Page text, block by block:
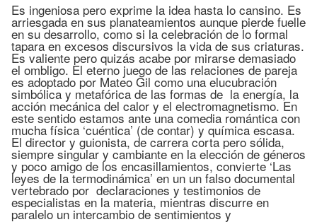
Es ingeniosa pero exprime la idea hasta lo cansino. Es
arriesgada en sus planateamientos aunque pierde fuelle
en su desarrollo, como si la celebración de lo formal
tapara en excesos discursivos la vida de sus criaturas.
Es valiente pero quizás acabe por mirarse demasiado
el ombligo. El eterno juego de las relaciones de pareja
es adoptado por Mateo Gil como una elucubración
simbólica y metafórica de las formas de la energía, la
acción mecánica del calor y el electromagnetismo. En
este sentido estamos ante una comedia romántica con
mucha física ‘cuéntica’ (de contar) y química escasa.
El director y guionista, de carrera corta pero sólida,
siempre singular y cambiante en la elección de géneros
y poco amigo de los encasillamientos, convierte ‘Las
leyes de la termodinámica’ en un un falso documental
vertebrado por declaraciones y testimonios de
especialistas en la materia, mientras discurre en
paralelo un intercambio de sentimientos y